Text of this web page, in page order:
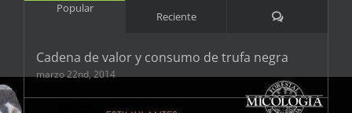
Popular
Reciente Comentarios
Cadena de valor y consumo de trufa negra
marzo 22nd, 2014